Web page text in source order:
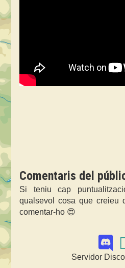
Comentaris del
Si teniu cap
qualsevol cosa que creieu
comentar-ho 😍
Servidor